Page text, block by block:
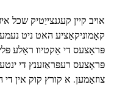
אויב קיין קעגנצייַטיק שכל
קאָמוניקאַציע האט ניט
פּראָצעס די אַקטיוו ראָלע
פּראָצעס רעפּראַזענץ די
צוזאַמען. א קורץ קוק אין די